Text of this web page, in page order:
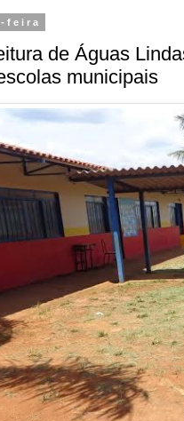
feira
de Águas
municipais